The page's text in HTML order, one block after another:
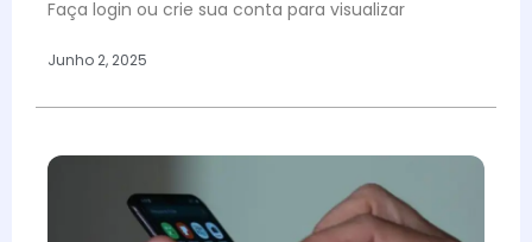
Faça login ou crie sua conta para visualizar
Junho 2, 2025